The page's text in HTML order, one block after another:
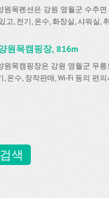
원목펜션은 강원 영월군 수주
고, 전기, 온수, 화장실, 샤워실,
원목캠핑장, 816m
원목캠핑장은 강원 영월군 무
, 온수, 장작판매, Wi-Fi 등의 편
색